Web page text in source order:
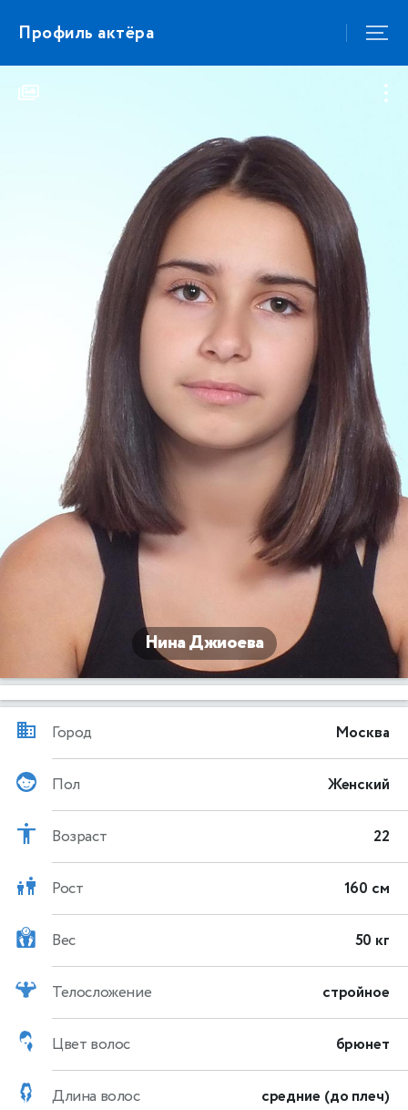
Профиль актёра
Нина Джиоева
Город Москва
Пол Женский
Возраст 22
Рост 160 см
Вес 50 кг
Телосложение стройное
Цвет волос брюнет
Длина волос средние (до плеч)